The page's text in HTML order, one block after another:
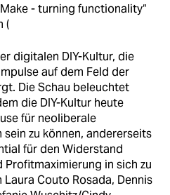
- turning functionality“
(
digitalen DIY-Kultur, die
auf dem Feld der
Die Schau beleuchtet
die DIY-Kultur heute
für neoliberale
zu können, andererseits
für den Widerstand
in sich zu
Couto Rosada, Dennis